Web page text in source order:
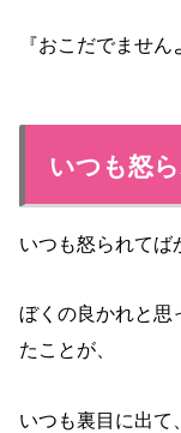
『おこだでませ
いつも怒
いつも怒られてば
ぼくの良かれと思
たことが、
いつも裏目に出て